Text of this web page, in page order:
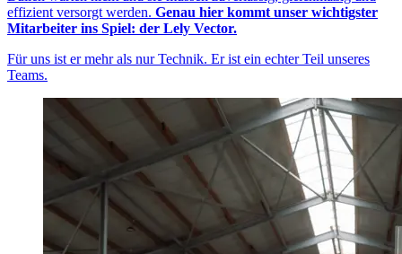
effizient versorgt werden. Genau hier kommt unser wichtigster
Mitarbeiter ins Spiel: der Lely Vector.
Für uns ist er mehr als nur Technik. Er ist ein echter Teil unseres
Teams.